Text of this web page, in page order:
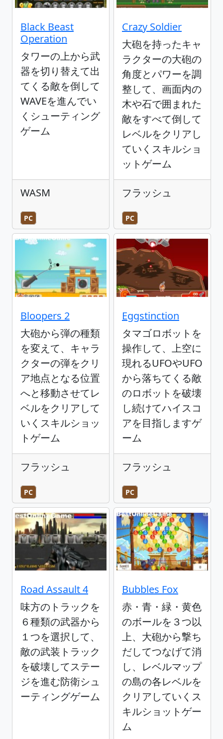
Black Beast
Operation
タワーの上から武
器を切り替えて出
てくる敵を倒して
WAVEを進んでい
くシューティング
ゲーム
WASM
PC
Crazy Soldier
大砲を持ったキャ
ラクターの大砲の
角度とパワーを調
整して、画面内の
木や石で囲まれた
敵をすべて倒して
レベルをクリアし
ていくスキルショ
ットゲーム
フラッシュ
PC
Bloopers 2
大砲から弾の種類
を変えて、キャラ
クターの弾をクリ
ア地点となる位置
へと移動させてレ
ベルをクリアして
いくスキルショッ
トゲーム
フラッシュ
PC
Eggstinction
タマゴロボットを
操作して、上空に
現れるUFOやUFO
から落ちてくる敵
のロボットを破壊
し続けてハイスコ
アを目指しますゲ
ーム
フラッシュ
PC
Road Assault 4
味方のトラックを
６種類の武器から
１つを選択して、
敵の武装トラック
を破壊してステー
ジを進む防衛シュ
ーティングゲーム
Bubbles Fox
赤・青・緑・黄色
のボールを３つ以
上、大砲から撃ち
だしてつなげて消
し、レベルマップ
の島の各レベルを
クリアしていくス
キルショットゲー
ム